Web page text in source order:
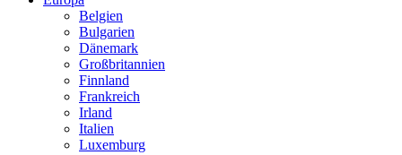
Belgien
Bulgarien
Dänemark
Großbritannien
Finnland
Frankreich
Irland
Italien
Luxemburg